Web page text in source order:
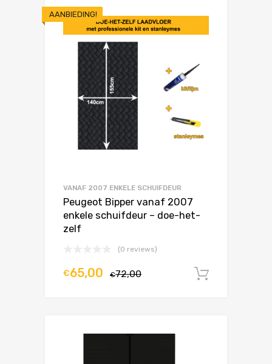
AANBIEDING!
VANAF 2007 ENKELE SCHUIFDEUR
Peugeot Bipper vanaf 2007
enkele schuifdeur – doe-het-
zelf
(0 reviews)
€72,00
€65,00